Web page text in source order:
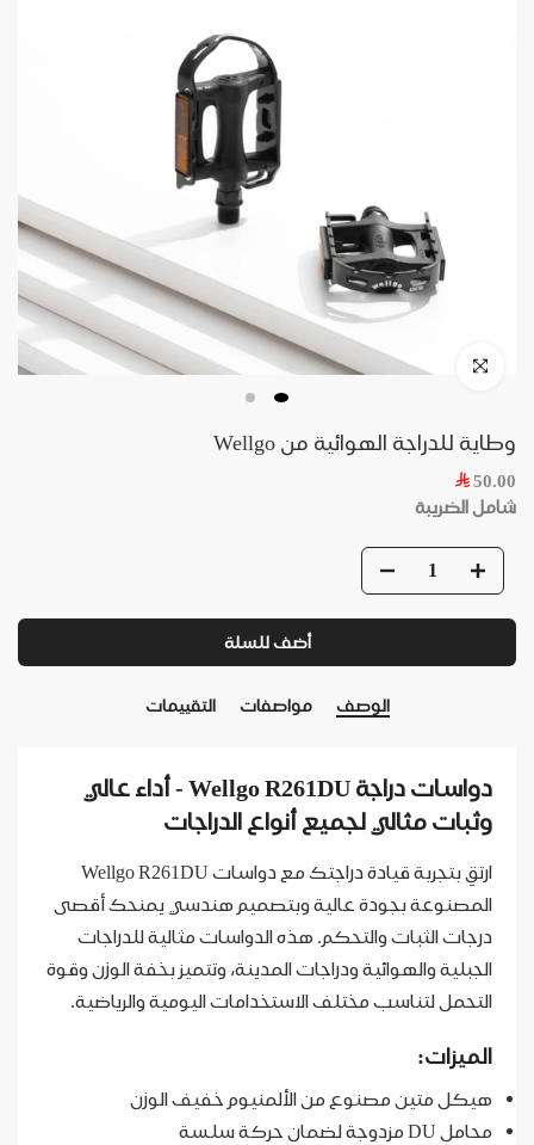
وطاية للدراجة الهوائية من Wellgo
50.00
شامل الضريبة
أضف للسلة
الوصف مواصفات التقييمات
دواسات دراجة Wellgo R261DU - أداء عالي
وثبات مثالي لجميع أنواع الدراجات
ارتقِ بتجربة قيادة دراجتك مع دواسات Wellgo R261DU
المصنوعة بجودة عالية وبتصميم هندسي يمنحك أقصى
درجات الثبات والتحكم. هذه الدواسات مثالية للدراجات
الجبلية والهوائية ودراجات المدينة، وتتميز بخفة الوزن وقوة
التحمل لتناسب مختلف الاستخدامات اليومية والرياضية.
الميزات:
هيكل متين مصنوع من الألمنيوم خفيف الوزن
محامل DU مزدوجة لضمان حركة سلسة